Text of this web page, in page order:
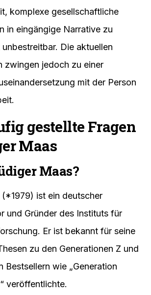
komplexe gesellschaftliche
in eingängige Narrative zu
Die aktuellen
zwingen jedoch zu einer
mit der Person
gestellte Fragen
Maas
Maas?
(*1979) ist ein deutscher
und Gründer des Instituts für
Er ist bekannt für seine
zu den Generationen Z und
Bestsellern wie „Generation
veröffentlichte.